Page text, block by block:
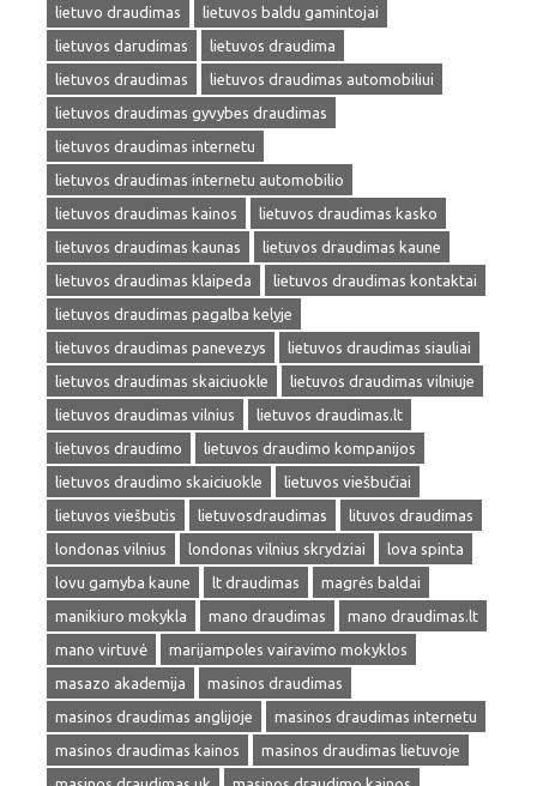
lietuvo draudimas
lietuvos baldu gamintojai
lietuvos darudimas
lietuvos draudima
lietuvos draudimas
lietuvos draudimas automobiliui
lietuvos draudimas gyvybes draudimas
lietuvos draudimas internetu
lietuvos draudimas internetu automobilio
lietuvos draudimas kainos
lietuvos draudimas kasko
lietuvos draudimas kaunas
lietuvos draudimas kaune
lietuvos draudimas klaipeda
lietuvos draudimas kontaktai
lietuvos draudimas pagalba kelyje
lietuvos draudimas panevezys
lietuvos draudimas siauliai
lietuvos draudimas skaiciuokle
lietuvos draudimas vilniuje
lietuvos draudimas vilnius
lietuvos draudimas.lt
lietuvos draudimo
lietuvos draudimo kompanijos
lietuvos draudimo skaiciuokle
lietuvos viešbučiai
lietuvos viešbutis
lietuvosdraudimas
lituvos draudimas
londonas vilnius
londonas vilnius skrydziai
lova spinta
lovu gamyba kaune
lt draudimas
magrės baldai
manikiuro mokykla
mano draudimas
mano draudimas.lt
mano virtuvė
marijampoles vairavimo mokyklos
masazo akademija
masinos draudimas
masinos draudimas anglijoje
masinos draudimas internetu
masinos draudimas kainos
masinos draudimas lietuvoje